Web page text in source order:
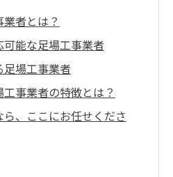
者とは？
能な足場工事業者
場工事業者
事業者の特徴とは？
、ここにお任せくださ